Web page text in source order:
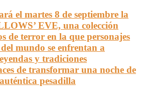
el martes 8 de septiembre la
EVE, una colección
de terror en la que personajes
mundo se enfrentan a
y tradiciones
de transformar una noche de
pesadilla